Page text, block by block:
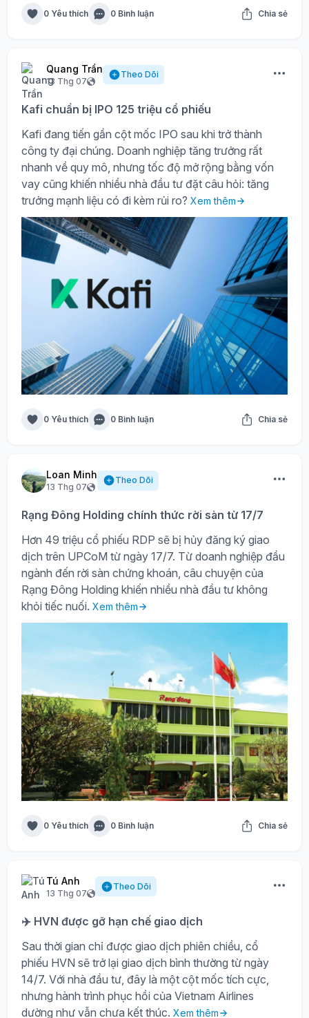
0 Yêu thích 0 Bình luận Chia sẻ
Quang Trần
13 Thg 07
Theo Dõi
Kafi chuẩn bị IPO 125 triệu cổ phiếu
Kafi đang tiến gần cột mốc IPO sau khi trở thành
công ty đại chúng. Doanh nghiệp tăng trưởng rất
nhanh về quy mô, nhưng tốc độ mở rộng bằng vốn
vay cũng khiến nhiều nhà đầu tư đặt câu hỏi: tăng
trưởng mạnh liệu có đi kèm rủi ro? Xem thêm
0 Yêu thích 0 Bình luận Chia sẻ
Loan Minh
13 Thg 07
Theo Dõi
Rạng Đông Holding chính thức rời sàn từ 17/7
Hơn 49 triệu cổ phiếu RDP sẽ bị hủy đăng ký giao
dịch trên UPCoM từ ngày 17/7. Từ doanh nghiệp đầu
ngành đến rời sàn chứng khoán, câu chuyện của
Rạng Đông Holding khiến nhiều nhà đầu tư không
khỏi tiếc nuối. Xem thêm
0 Yêu thích 0 Bình luận Chia sẻ
Tú Anh
13 Thg 07
Theo Dõi
✈️ HVN được gỡ hạn chế giao dịch
Sau thời gian chỉ được giao dịch phiên chiều, cổ
phiếu HVN sẽ trở lại giao dịch bình thường từ ngày
14/7. Với nhà đầu tư, đây là một cột mốc tích cực,
nhưng hành trình phục hồi của Vietnam Airlines
dường như vẫn chưa kết thúc. Xem thêm